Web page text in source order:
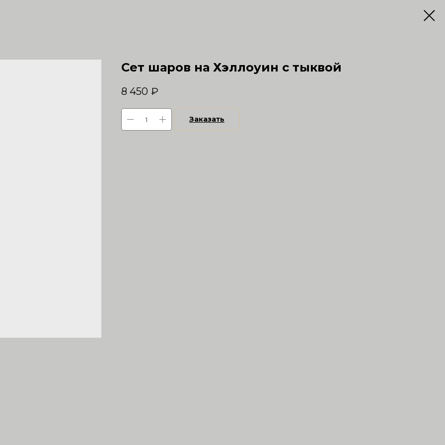
Сет шаров на Хэллоуин с тыквой
8 450 ₽
Заказать